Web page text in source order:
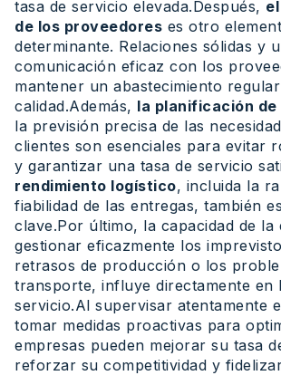
tasa de servicio elevada.Después,
de los proveedores es otro
determinante. Relaciones sólidas y
comunicación eficaz con los
mantener un abastecimiento
calidad.Además, la planificación de
la previsión precisa de las
clientes son esenciales para evitar
y garantizar una tasa de servicio
rendimiento logístico, incluida la
fiabilidad de las entregas, también
clave.Por último, la capacidad de la
gestionar eficazmente los
retrasos de producción o los
transporte, influye directamente en
servicio.Al supervisar atentamente
tomar medidas proactivas para
empresas pueden mejorar su tasa
reforzar su competitividad y